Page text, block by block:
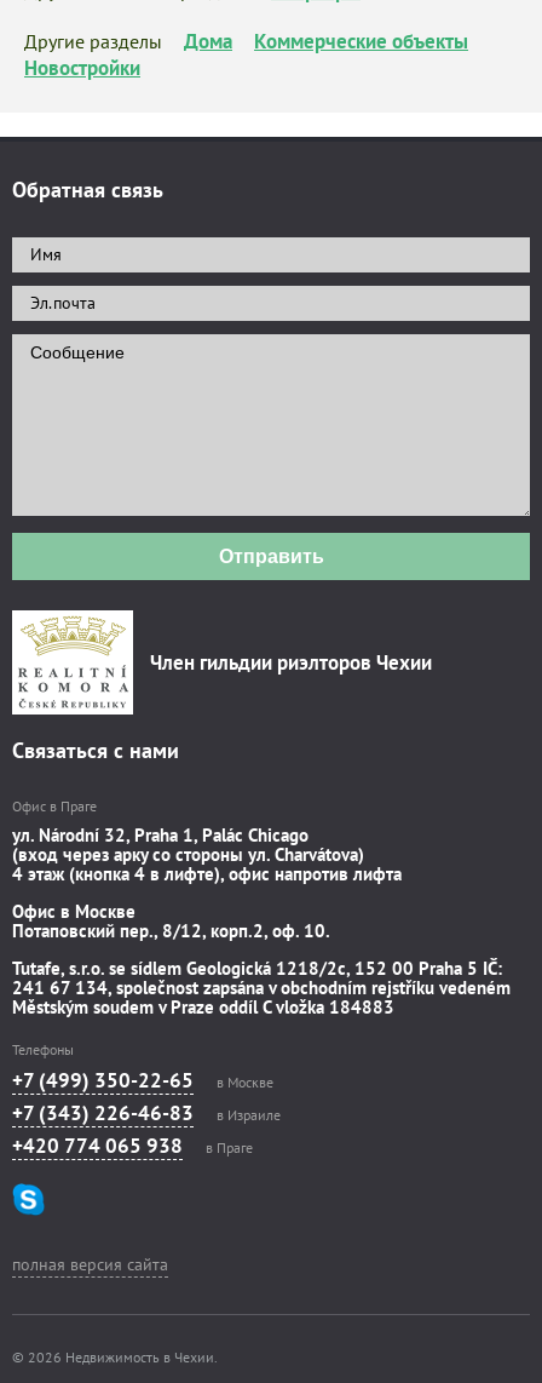
Другие разделы Дома
Коммерческие объекты
Новостройки
Обратная связь
Отправить
Член гильдии риэлторов Чехии
Связаться с нами
Офис в Праге
ул. Národní 32, Praha 1, Palác Chicago
(вход через арку со стороны ул. Charvátova)
4 этаж (кнопка 4 в лифте), офис напротив лифта
Офис в Москве
Потаповский пер., 8/12, корп.2, оф. 10.
Tutafe, s.r.o. se sídlem Geologická 1218/2c, 152 00 Praha 5 IČ:
241 67 134, společnost zapsána v obchodním rejstříku vedeném
Městským soudem v Praze oddíl C vložka 184883
Телефоны
+7 (499) 350-22-65 в Москве
+7 (343) 226-46-83 в Израиле
+420 774 065 938 в Праге
полная версия сайта
© 2026 Недвижимость в Чехии.